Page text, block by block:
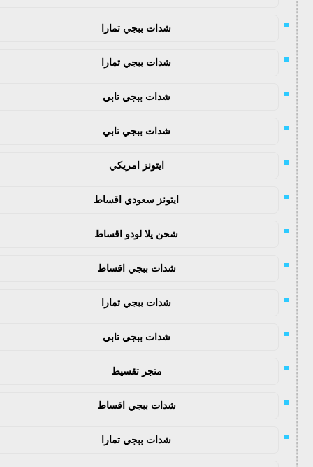
شدات ببجي تمارا
شدات ببجي تمارا
شدات ببجي تابي
شدات ببجي تابي
ايتونز امريكي
ايتونز سعودي اقساط
شحن يلا لودو اقساط
شدات ببجي اقساط
شدات ببجي تمارا
شدات ببجي تابي
متجر تقسيط
شدات ببجي اقساط
شدات ببجي تمارا